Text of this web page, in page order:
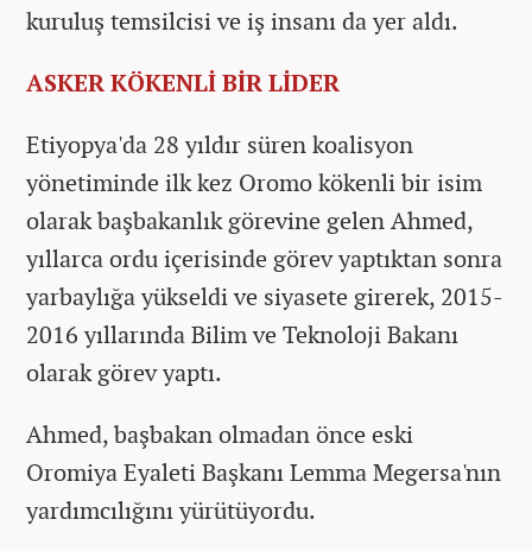
kuruluş temsilcisi ve iş insanı da yer aldı.
ASKER KÖKENLİ BİR LİDER
Etiyopya'da 28 yıldır süren koalisyon
yönetiminde ilk kez Oromo kökenli bir isim
olarak başbakanlık görevine gelen Ahmed,
yıllarca ordu içerisinde görev yaptıktan sonra
yarbaylığa yükseldi ve siyasete girerek, 2015-
2016 yıllarında Bilim ve Teknoloji Bakanı
olarak görev yaptı.
Ahmed, başbakan olmadan önce eski
Oromiya Eyaleti Başkanı Lemma Megersa'nın
yardımcılığını yürütüyordu.